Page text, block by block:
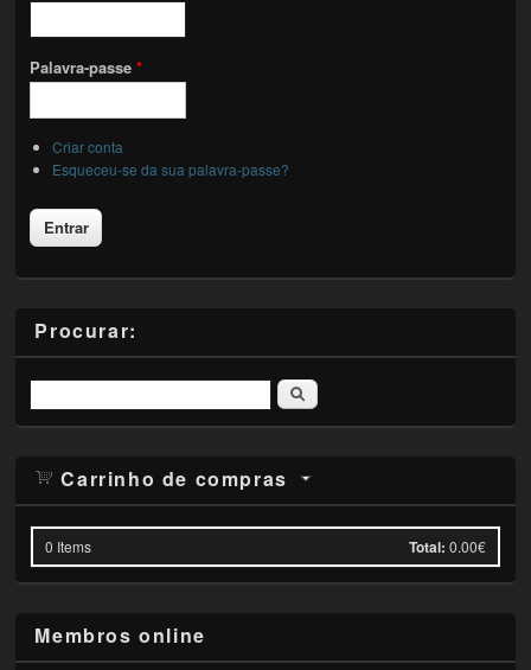
Palavra-passe*
Criar conta
Esqueceu-se da sua palavra-passe?
Procurar:
Pesquisar
Carrinho de compras
0 Items Total: 0.00€
Membros online